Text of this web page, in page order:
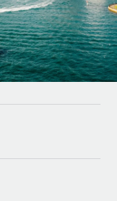
統合する
ルをRemoteに接続
プロセスを効率化す
でチームを拡大する
ットフォームへ統合
討する